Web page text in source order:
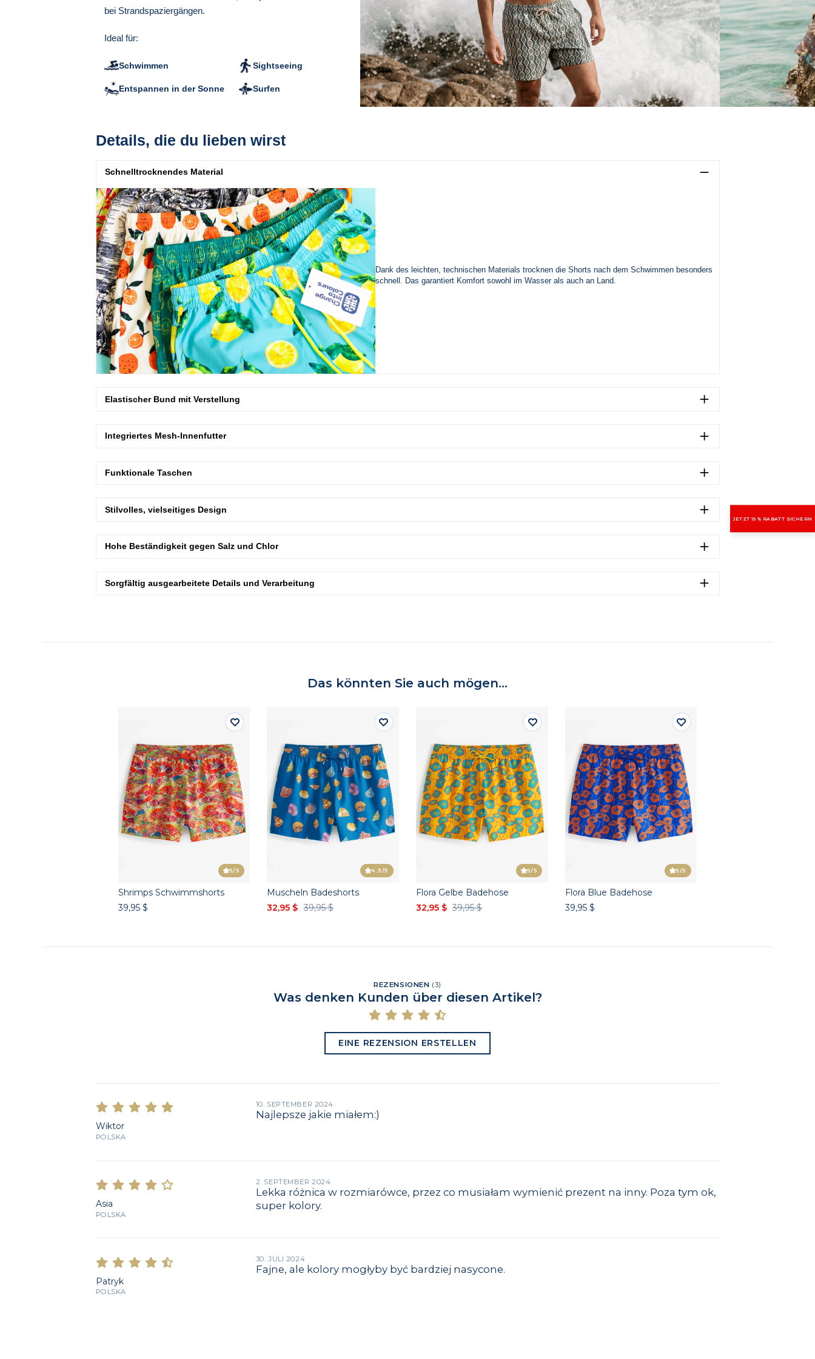
A
37 39 41 43
45
B
36 38 40 43
46
C
29.5 30.5 32.5
33.5
D
13.5 14.5 17.5
bei Strandspaziergängen.
Ideal für:
Schwimmen Sightseeing
Entspannen in der Sonne Surfen
Details, die du lieben wirst
Schnelltrocknendes Material
Dank des leichten, technischen Materials trocknen die Shorts nach dem Schwimmen besonders
schnell. Das garantiert Komfort sowohl im Wasser als auch an Land.
Elastischer Bund mit Verstellung
Integriertes Mesh-Innenfutter
Funktionale Taschen
Stilvolles, vielseitiges Design
Hohe Beständigkeit gegen Salz und Chlor
Sorgfältig ausgearbeitete Details und Verarbeitung
Das könnten Sie auch mögen...
5/5
Shrimps Schwimmshorts
39,95 $
4.3/5
Muscheln Badeshorts
32,95 $ 39,95 $
5/5
Flora Gelbe Badehose
32,95 $ 39,95 $
5/5
Flora Blue Badehose
39,95 $
REZENSIONEN (3)
Was denken Kunden über diesen Artikel?
EINE REZENSION ERSTELLEN
Wiktor
POLSKA
10. SEPTEMBER 2024
Najlepsze jakie miałem:)
Asia
POLSKA
2. SEPTEMBER 2024
Lekka różnica w rozmiarówce, przez co musiałam wymienić prezent na inny. Poza tym ok,
super kolory.
Patryk
POLSKA
30. JULI 2024
Fajne, ale kolory mogłyby być bardziej nasycone.
JETZT 15 % RABATT SICHERN